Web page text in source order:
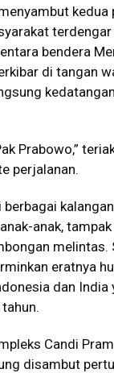
kedua
bendera
di tangan
Prabowo,”
perjalanan.
anak,
melintas.
eratnya
dan India
Candi
disambut